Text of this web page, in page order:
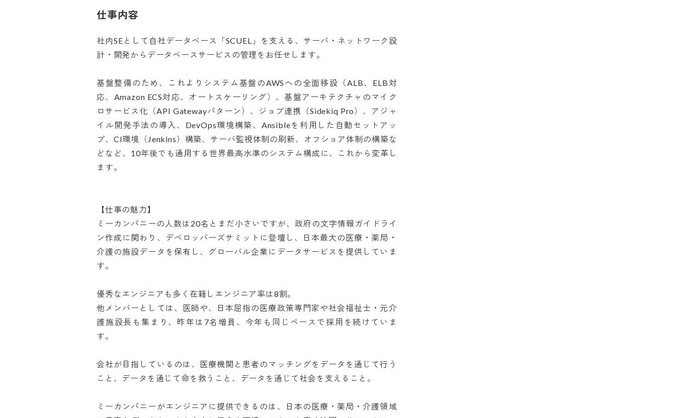
仕事内容
社内SEとして自社データベース「SCUEL」を支える、サーバ・ネットワーク設
計・開発からデータベースサービスの管理をお任せします。
基盤整備のため、これよりシステム基盤のAWSへの全面移設（ALB、ELB対
応、Amazon ECS対応、オートスケーリング）、基盤アーキテクチャのマイク
ロサービス化（API Gatewayパターン）、ジョブ連携（Sidekiq Pro）、アジャ
イル開発手法の導入、DevOps環境構築、Ansibleを利用した自動セットアッ
プ、CI環境（Jenkins）構築、サーバ監視体制の刷新、オフショア体制の構築な
どなど、10年後でも通用する世界最高水準のシステム構成に、これから変革し
ます。
【仕事の魅力】
ミーカンパニーの人数は20名とまだ小さいですが、政府の文字情報ガイドライ
ン作成に関わり、デベロッパーズサミットに登壇し、日本最大の医療・薬局・
介護の施設データを保有し、グローバル企業にデータサービスを提供していま
す。
優秀なエンジニアも多く在籍しエンジニア率は8割。
他メンバーとしては、医師や、日本屈指の医療政策専門家や社会福祉士・元介
護施設長も集まり、昨年は7名増員、今年も同じペースで採用を続けていま
す。
会社が目指しているのは、医療機関と患者のマッチングをデータを通じて行う
こと、データを通じて命を救うこと、データを通じて社会を支えること。
ミーカンパニーがエンジニアに提供できるのは、日本の医療・薬局・介護領域